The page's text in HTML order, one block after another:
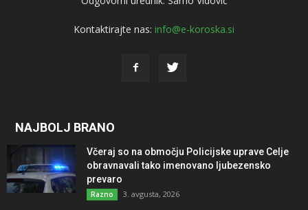
Kontaktirajte nas: info@e-koroska.si
NAJBOLJ BRANO
Včeraj so na območju Policijske uprave Celje
obravnavali tako imenovano ljubezensko
prevaro
Razno 3. avgusta, 2026